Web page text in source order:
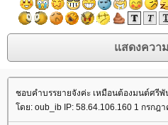
ชอบคำบรรยายจังค่ะ เหมือนต้องมนต์ศรี
ดย: oub_ib IP: 58.64.106.160 1 กรกฎา